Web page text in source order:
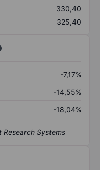
330,40
325,40
-7,17%
-14,55%
-18,04%